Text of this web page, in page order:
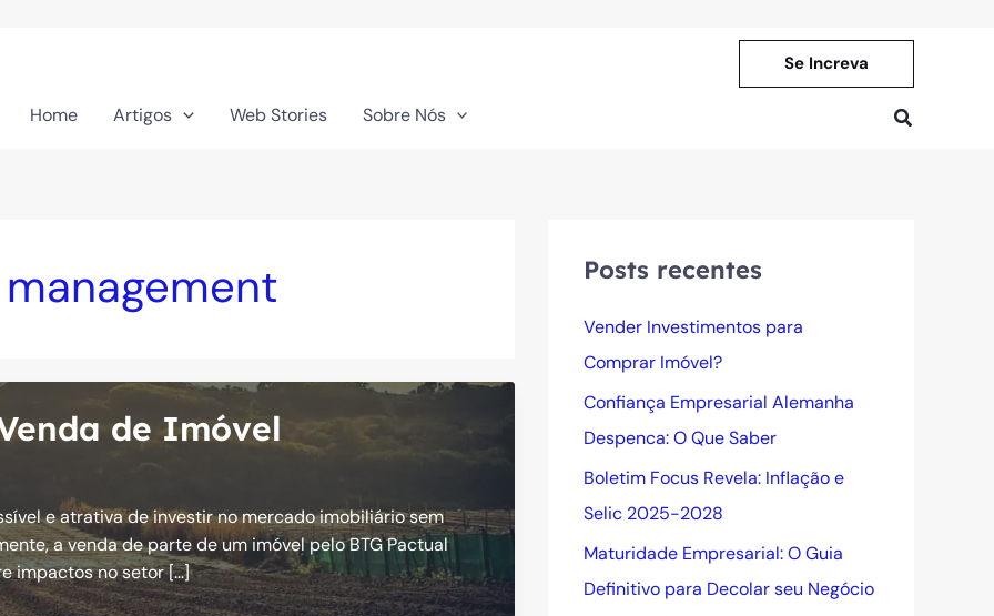
Se Increva
Home Artigos Web Stories Sobre Nós Pesquisar
de Imóvel
e atrativa de investir no mercado imobiliário sem
a venda de parte de um imóvel pelo BTG Pactual
impactos no setor […]
Posts recentes
Vender Investimentos para
Comprar Imóvel?
Confiança Empresarial Alemanha
Despenca: O Que Saber
Boletim Focus Revela: Inflação e
Selic 2025-2028
Maturidade Empresarial: O Guia
Definitivo para Decolar seu Negócio